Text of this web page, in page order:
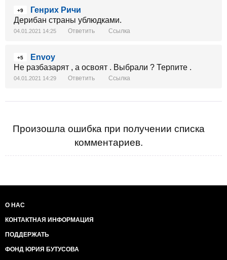
+9
Генрих Ричи
Дерибан страны ублюдками.
04.01.2021 14:25 Ответить Ссылка
+5
Envoy
Не разбазарят , а освоят . Выбрали ? Терпите .
04.01.2021 14:29 Ответить Ссылка
Произошла ошибка при получении списка
комментариев.
О НАС
КОНТАКТНАЯ ИНФОРМАЦИЯ
ПОДДЕРЖАТЬ
ФОНД ЮРИЯ БУТУСОВА